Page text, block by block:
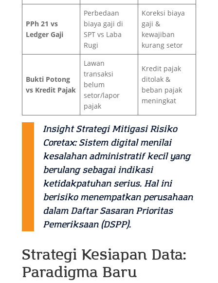
PPh 21 vs
Ledger Gaji
Perbedaan
biaya gaji di
SPT vs Laba
Rugi
Koreksi biaya
gaji &
kewajiban
kurang setor
Bukti Potong
vs Kredit Pajak
Lawan
transaksi
belum
setor/lapor
pajak
Kredit pajak
ditolak &
beban pajak
meningkat
Insight Strategi Mitigasi Risiko
Coretax:Sistem digital menilai
kesalahan administratif kecil yang
berulang sebagai indikasi
ketidakpatuhan serius. Hal ini
berisiko menempatkan perusahaan
dalam Daftar Sasaran Prioritas
Pemeriksaan (DSPP).
Strategi Kesiapan Data:
Paradigma Baru